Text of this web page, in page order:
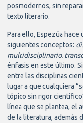
posmodernos, sin
texto literario.
Para ello, Espezúa hace
siguientes conceptos:
multidisciplinario,
énfasis en este último.
entre las disciplinas
lugar a que cualquiera
tópico sin rigor
línea que se plantea, el
de la literatura, además